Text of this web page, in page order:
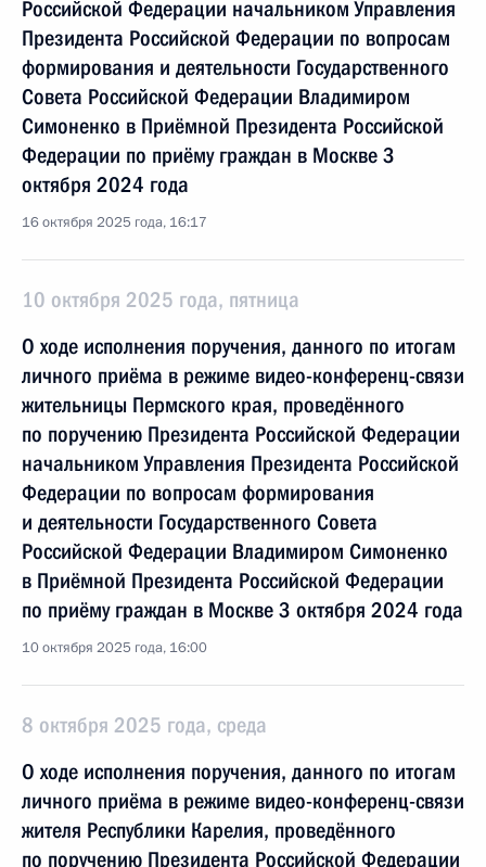
Российской Федерации начальником Управления
Президента Российской Федерации по вопросам
формирования и деятельности Государственного
Совета Российской Федерации Владимиром
Симоненко в Приёмной Президента Российской
Федерации по приёму граждан в Москве 3
октября 2024 года
16 октября 2025 года, 16:17
10 октября 2025 года, пятница
О ходе исполнения поручения, данного по итогам
личного приёма в режиме видео-конференц-связи
жительницы Пермского края, проведённого
по поручению Президента Российской Федерации
начальником Управления Президента Российской
Федерации по вопросам формирования
и деятельности Государственного Совета
Российской Федерации Владимиром Симоненко
в Приёмной Президента Российской Федерации
по приёму граждан в Москве 3 октября 2024 года
10 октября 2025 года, 16:00
8 октября 2025 года, среда
О ходе исполнения поручения, данного по итогам
личного приёма в режиме видео-конференц-связи
жителя Республики Карелия, проведённого
по поручению Президента Российской Федерации